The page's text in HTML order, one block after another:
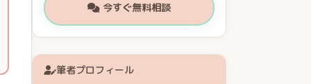
今すぐ無料相談
筆者プロフィール